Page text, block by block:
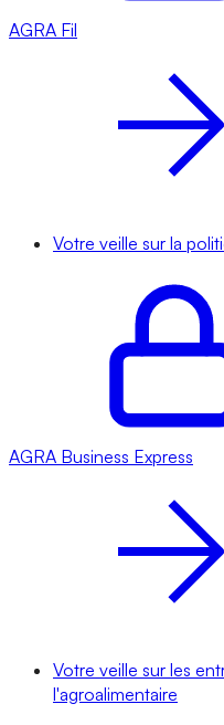
AGRA Fil
Votre veille sur la
AGRA Business Express
Votre veille sur les
l'agroalimentaire